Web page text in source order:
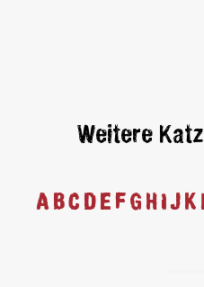
Weitere
A BC D E F G H IJ K